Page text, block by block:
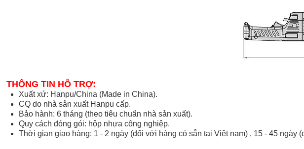
THÔNG TIN HỖ TRỢ:
Xuất xứ: Hanpu/China (Made in China).
CQ do nhà sản xuất Hanpu cấp.
Bảo hành: 6 tháng (theo tiêu chuẩn nhà sản xuất).
Quy cách đóng gói: hộp nhựa công nghiệp.
Thời gian giao hàng: 1 - 2 ngày (đối với hàng có sẵn tại Việt nam) , 15 - 45